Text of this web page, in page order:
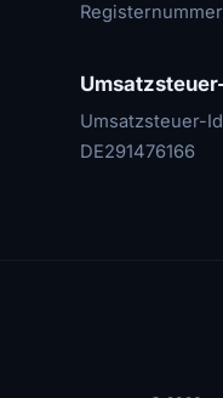
Umsatzsteuer-
DE291476166